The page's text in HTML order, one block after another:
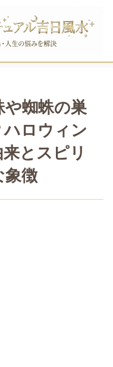
蜘蛛の巣
ロウィン
とスピリ
象徴